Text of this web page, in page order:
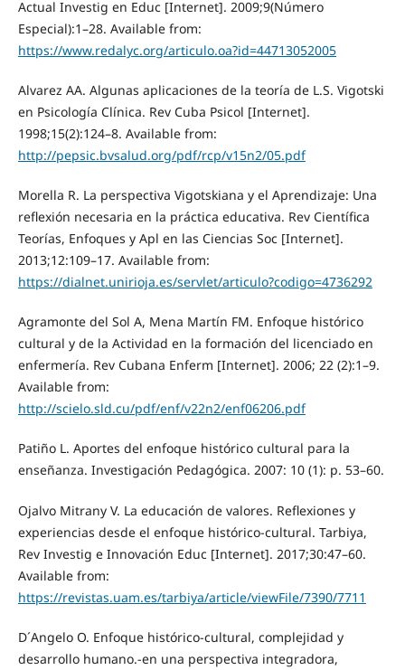
Actual Investig en Educ [Internet]. 2009;9(Número
Especial):1–28. Available from:
https://www.redalyc.org/articulo.oa?id=44713052005
Alvarez AA. Algunas aplicaciones de la teoría de L.S. Vigotski
en Psicología Clínica. Rev Cuba Psicol [Internet].
1998;15(2):124–8. Available from:
http://pepsic.bvsalud.org/pdf/rcp/v15n2/05.pdf
Morella R. La perspectiva Vigotskiana y el Aprendizaje: Una
reflexión necesaria en la práctica educativa. Rev Científica
Teorías, Enfoques y Apl en las Ciencias Soc [Internet].
2013;12:109–17. Available from:
https://dialnet.unirioja.es/servlet/articulo?codigo=4736292
Agramonte del Sol A, Mena Martín FM. Enfoque histórico
cultural y de la Actividad en la formación del licenciado en
enfermería. Rev Cubana Enferm [Internet]. 2006; 22 (2):1–9.
Available from:
http://scielo.sld.cu/pdf/enf/v22n2/enf06206.pdf
Patiño L. Aportes del enfoque histórico cultural para la
enseñanza. Investigación Pedagógica. 2007: 10 (1): p. 53–60.
Ojalvo Mitrany V. La educación de valores. Reflexiones y
experiencias desde el enfoque histórico-cultural. Tarbiya,
Rev Investig e Innovación Educ [Internet]. 2017;30:47–60.
Available from:
https://revistas.uam.es/tarbiya/article/viewFile/7390/7711
D´Angelo O. Enfoque histórico-cultural, complejidad y
desarrollo humano.-en una perspectiva integradora,